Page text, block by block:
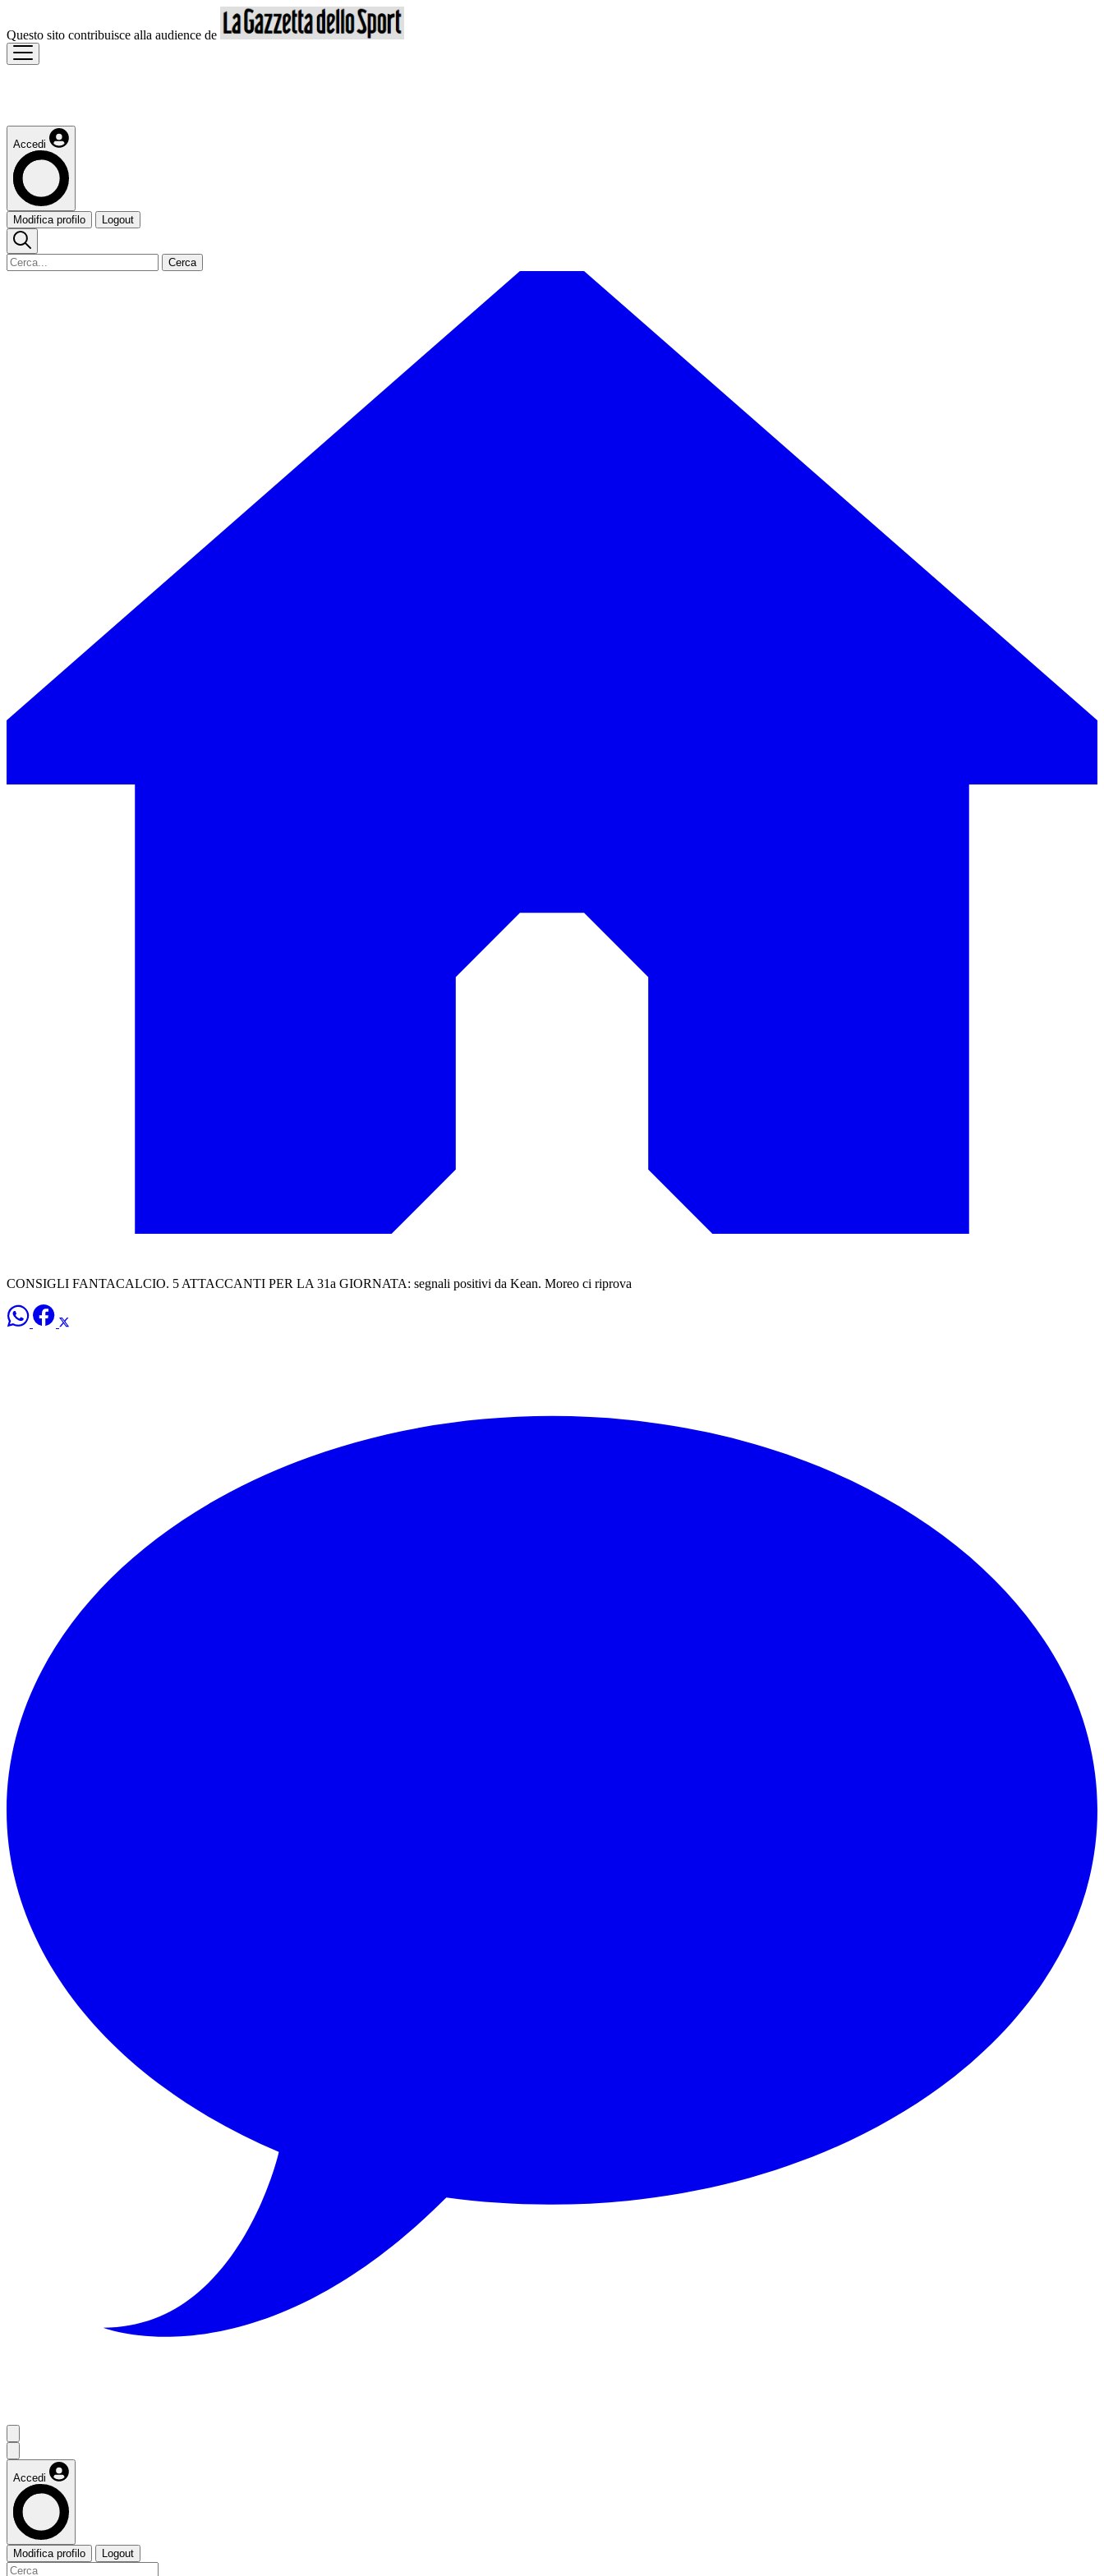
Questo sito contribuisce alla audience de
Accedi
Modifica profilo Logout
Cerca
CONSIGLI FANTACALCIO. 5 ATTACCANTI PER LA 31a GIORNATA: segnali positivi da Kean. Moreo ci riprova
Accedi
Modifica profilo Logout